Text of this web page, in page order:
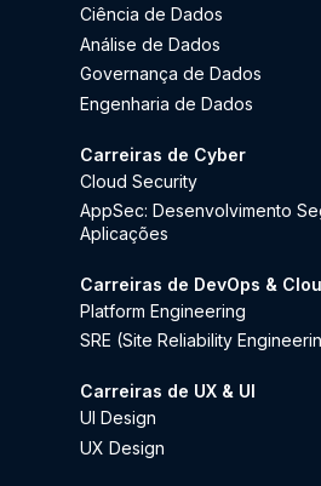
Ciência de Dados
Análise de Dados
Governança de Dados
Engenharia de Dados
Carreiras de Cyber
Cloud Security
AppSec: Desenvolvimento
Aplicações
Carreiras de DevOps &
Platform Engineering
SRE (Site Reliability
Carreiras de UX & UI
UI Design
UX Design